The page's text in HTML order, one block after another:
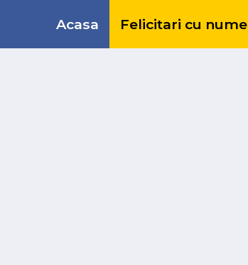
Acasa Felicitari cu nume